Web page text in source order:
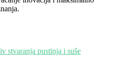
stvaranja pustinja i suše